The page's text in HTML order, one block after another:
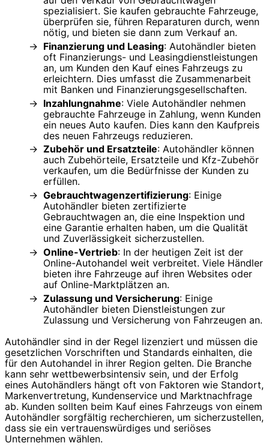
spezialisiert. Sie kaufen gebrauchte Fahrzeuge,
überprüfen sie, führen Reparaturen durch, wenn
nötig, und bieten sie dann zum Verkauf an.
Finanzierung und Leasing: Autohändler bieten
oft Finanzierungs- und Leasingdienstleistungen
an, um Kunden den Kauf eines Fahrzeugs zu
erleichtern. Dies umfasst die Zusammenarbeit
mit Banken und Finanzierungsgesellschaften.
Inzahlungnahme: Viele Autohändler nehmen
gebrauchte Fahrzeuge in Zahlung, wenn Kunden
ein neues Auto kaufen. Dies kann den Kaufpreis
des neuen Fahrzeugs reduzieren.
Zubehör und Ersatzteile: Autohändler können
auch Zubehörteile, Ersatzteile und Kfz-Zubehör
verkaufen, um die Bedürfnisse der Kunden zu
erfüllen.
Gebrauchtwagenzertifizierung: Einige
Autohändler bieten zertifizierte
Gebrauchtwagen an, die eine Inspektion und
eine Garantie erhalten haben, um die Qualität
und Zuverlässigkeit sicherzustellen.
Online-Vertrieb: In der heutigen Zeit ist der
Online-Autohandel weit verbreitet. Viele Händler
bieten ihre Fahrzeuge auf ihren Websites oder
auf Online-Marktplätzen an.
Zulassung und Versicherung: Einige
Autohändler bieten Dienstleistungen zur
Zulassung und Versicherung von Fahrzeugen an.
Autohändler sind in der Regel lizenziert und müssen die
gesetzlichen Vorschriften und Standards einhalten, die
für den Autohandel in ihrer Region gelten. Die Branche
kann sehr wettbewerbsintensiv sein, und der Erfolg
eines Autohändlers hängt oft von Faktoren wie Standort,
Markenvertretung, Kundenservice und Marktnachfrage
ab. Kunden sollten beim Kauf eines Fahrzeugs von einem
Autohändler sorgfältig recherchieren, um sicherzustellen,
dass sie ein vertrauenswürdiges und seriöses
Unternehmen wählen.